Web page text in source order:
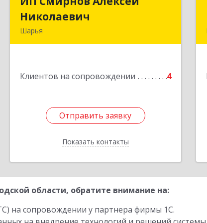
Николаевич
Шарья
Клиентов на сопровождении 4
Отправить заявку
Показать контакты
Отправить заявку
Назад
области, обратите внимание на:
на сопровождении у партнера фирмы 1С.